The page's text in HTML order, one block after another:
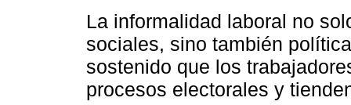
La informalidad laboral no
sociales, sino también
sostenido que los
procesos electorales y